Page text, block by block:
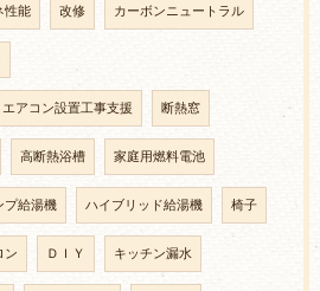
性能 改修 カーボンニュートラル
アコン設置工事支援 断熱窓
高断熱浴槽 家庭用燃料電池
プ給湯機 ハイブリッド給湯機 椅子
ン ＤＩＹ キッチン漏水